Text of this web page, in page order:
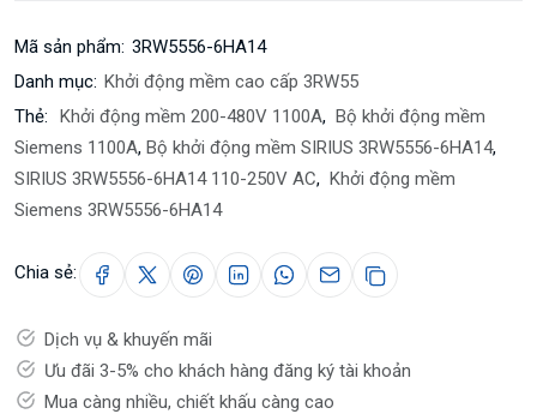
Mã sản phẩm: 3RW5556-6HA14
Danh mục: Khởi động mềm cao cấp 3RW55
Thẻ:
Khởi động mềm 200-480V 1100A, Bộ khởi động mềm
Siemens 1100A, Bộ khởi động mềm SIRIUS 3RW5556-6HA14,
SIRIUS 3RW5556-6HA14 110-250V AC, Khởi động mềm
Siemens 3RW5556-6HA14
Chia sẻ:
Dịch vụ & khuyến mãi
Ưu đãi 3-5% cho khách hàng đăng ký tài khoản
Mua càng nhiều, chiết khấu càng cao